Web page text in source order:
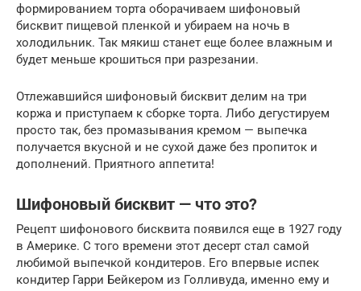
формированием торта оборачиваем шифоновый
бисквит пищевой пленкой и убираем на ночь в
холодильник. Так мякиш станет еще более влажным и
будет меньше крошиться при разрезании.
Отлежавшийся шифоновый бисквит делим на три
коржа и приступаем к сборке торта. Либо дегустируем
просто так, без промазывания кремом — выпечка
получается вкусной и не сухой даже без пропиток и
дополнений. Приятного аппетита!
Шифоновый бисквит — что это?
Рецепт шифонового бисквита появился еще в 1927 году
в Америке. С того времени этот десерт стал самой
любимой выпечкой кондитеров. Его впервые испек
кондитер Гарри Бейкером из Голливуда, именно ему и